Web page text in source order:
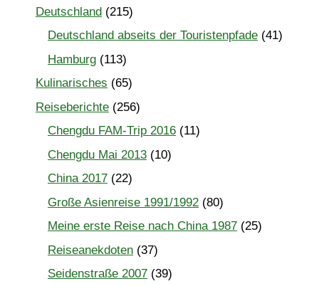
Deutschland (215)
Deutschland abseits der Touristenpfade (41)
Hamburg (113)
Kulinarisches (65)
Reiseberichte (256)
Chengdu FAM-Trip 2016 (11)
Chengdu Mai 2013 (10)
China 2017 (22)
Große Asienreise 1991/1992 (80)
Meine erste Reise nach China 1987 (25)
Reiseanekdoten (37)
Seidenstraße 2007 (39)